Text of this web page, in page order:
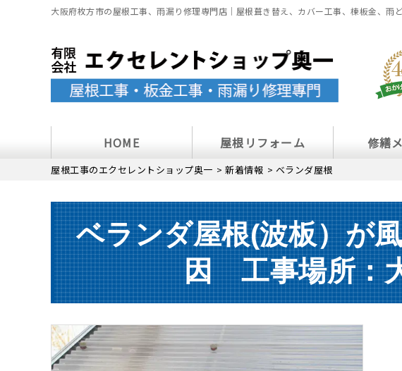
大阪府枚方市の屋根工事、雨漏り修理専門店｜屋根葺き替え、カバー工事、棟板金、雨
HOME 屋根リフォーム 修繕
屋根工事のエクセレントショップ奥一 > 新着情報 > ベランダ屋根
ベランダ屋根(波板）が
因 工事場所：